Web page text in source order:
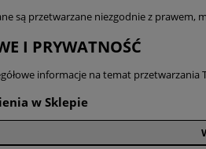
są przetwarzane niezgodnie z
I PRYWATNOŚĆ
informacje na temat
w Sklepie